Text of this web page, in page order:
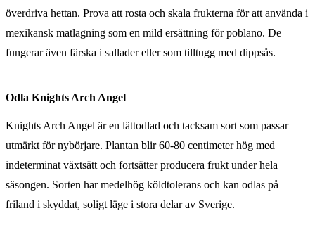
överdriva hettan. Prova att rosta och skala frukterna för att använda i
mexikansk matlagning som en mild ersättning för poblano. De
fungerar även färska i sallader eller som tilltugg med dippsås.
Odla Knights Arch Angel
Knights Arch Angel är en lättodlad och tacksam sort som passar
utmärkt för nybörjare. Plantan blir 60-80 centimeter hög med
indeterminat växtsätt och fortsätter producera frukt under hela
säsongen. Sorten har medelhög köldtolerans och kan odlas på
friland i skyddat, soligt läge i stora delar av Sverige.